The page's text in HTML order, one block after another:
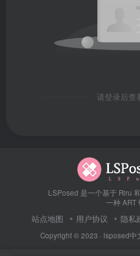
请登录后查
LSPosed 是一个基于 Riru
一种 ART
站点地图 用户协议 隐私
Copyright © 2023 · lsposed中